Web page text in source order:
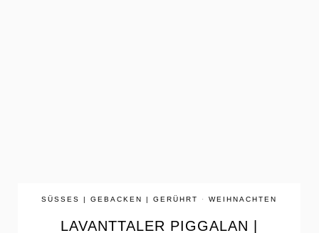
SÜSSES | GEBACKEN | GERÜHRT ·WEIHNACHTEN
LAVANTTALER PIGGALAN |